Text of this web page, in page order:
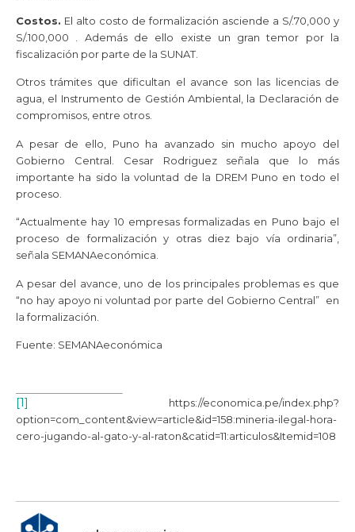
Costos. El alto costo de formalización asciende a S/.70,000 y
S/.100,000 . Además de ello existe un gran temor por la
fiscalización por parte de la SUNAT.
Otros trámites que dificultan el avance son las licencias de
agua, el Instrumento de Gestión Ambiental, la Declaración de
compromisos, entre otros.
A pesar de ello, Puno ha avanzado sin mucho apoyo del
Gobierno Central. Cesar Rodriguez señala que lo más
importante ha sido la voluntad de la DREM Puno en todo el
proceso.
“Actualmente hay 10 empresas formalizadas en Puno bajo el
proceso de formalización y otras diez bajo vía ordinaria”,
señala SEMANAeconómica.
A pesar del avance, uno de los principales problemas es que
“no hay apoyo ni voluntad por parte del Gobierno Central” en
la formalización.
Fuente: SEMANAeconómica
[1]
https://economica.pe/index.php?
option=com_content&view=article&id=158:mineria-ilegal-hora-
cero-jugando-al-gato-y-al-raton&catid=11:articulos&Itemid=108